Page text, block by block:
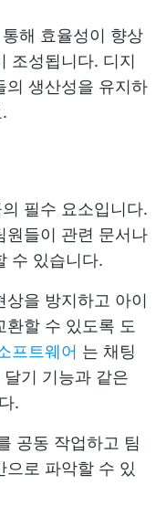
해 효율성이 향상
조성됩니다. 디지
의 생산성을 유지하
필수 요소입니다.
원들이 관련 문서나
수 있습니다.
을 방지하고 아이
할 수 있도록 도
프트웨어 는 채팅
기 기능과 같은
.
공동 작업하고 팀
으로 파악할 수 있